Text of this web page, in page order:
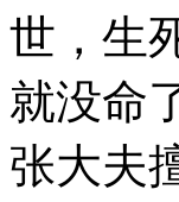
世，生
就没命
张大夫